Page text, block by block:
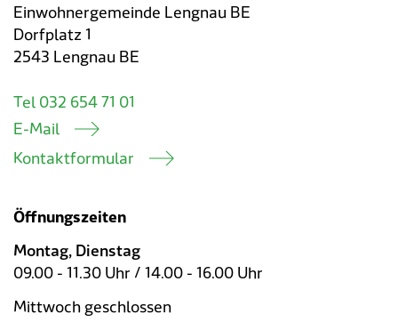
Einwohnergemeinde Lengnau BE
Dorfplatz 1
2543 Lengnau BE
Tel 032 654 71 01
E-Mail
Kontaktformular
Öffnungszeiten
Montag, Dienstag
09.00 - 11.30 Uhr / 14.00 - 16.00 Uhr
Mittwoch geschlossen